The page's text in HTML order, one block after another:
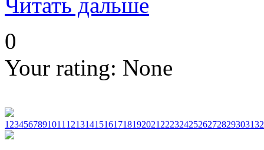
Читать дальше
0
Your rating: None
1234567891011121314151617181920212223242526272829303132